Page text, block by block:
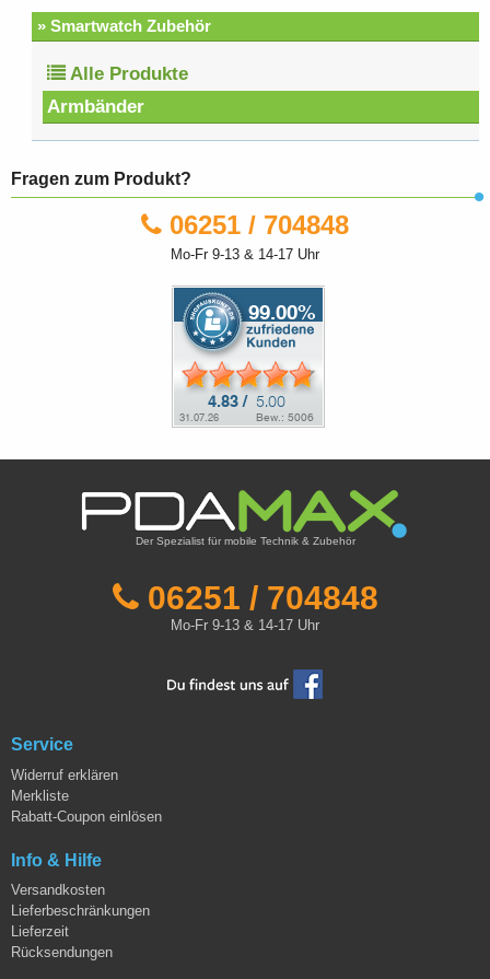
» Smartwatch Zubehör
Alle Produkte
Armbänder
Fragen zum Produkt?
06251 / 704848
Mo-Fr 9-13 & 14-17 Uhr
Der Spezialist für mobile Technik & Zubehör
06251 / 704848
Mo-Fr 9-13 & 14-17 Uhr
Service
Widerruf erklären
Merkliste
Rabatt-Coupon einlösen
Info & Hilfe
Versandkosten
Lieferbeschränkungen
Lieferzeit
Rücksendungen